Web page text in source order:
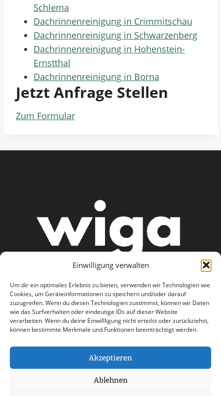
Einwilligung verwalten
Um dir ein optimales Erlebnis zu bieten, verwenden wir Technologien wie
Cookies, um Geräteinformationen zu speichern und/oder darauf
zuzugreifen. Wenn du diesen Technologien zustimmst, können wir Daten
wie das Surfverhalten oder eindeutige IDs auf dieser Website
verarbeiten. Wenn du deine Einwillligung nicht erteilst oder zurückziehst,
können bestimmte Merkmale und Funktionen beeinträchtigt werden.
Akzeptieren
Ablehnen
Schlema
Dachrinnenreinigung in Crimmitschau
Dachrinnenreinigung in Schwarzenberg
Dachrinnenreinigung in Hohenstein-
Ernstthal
Dachrinnenreinigung in Borna
Jetzt Anfrage Stellen
Zum Formular
AGB
Datenschutzerklärung
Haftungsausschluss
Impressum
Kontakt